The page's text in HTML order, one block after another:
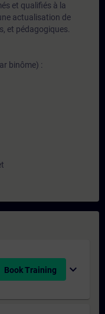
et qualifiés à la
actualisation de
et pédagogiques.
binôme) :
Book Training expand_more